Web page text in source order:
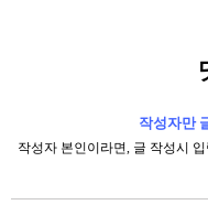
작성자만
작성자 본인이라면, 글 작성시